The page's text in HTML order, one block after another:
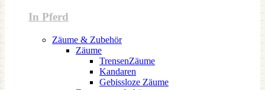
In Pferd
Zäume & Zubehör
Zäume
TrensenZäume
Kandaren
Gebissloze Zäume